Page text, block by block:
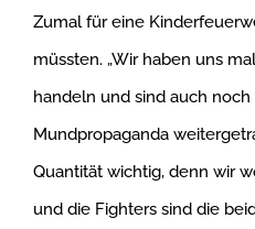
Zumal für eine
müssten. „Wir haben uns
handeln und sind auch
Mundpropaganda
Quantität wichtig, denn wir
und die Fighters sind die